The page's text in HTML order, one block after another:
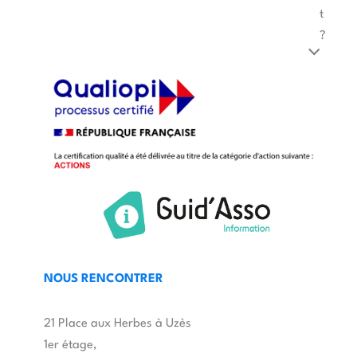
t
?
NOUS RENCONTRER
21 Place aux Herbes à Uzès
1er étage,